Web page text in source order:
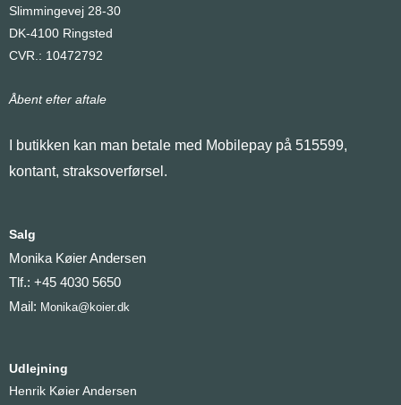
Slimmingevej 28-30
DK-4100 Ringsted
CVR.: 10472792
Åbent efter aftale
I butikken kan man betale med Mobilepay på 515599,
kontant, straksoverførsel.
Salg
Monika Køier Andersen
Tlf.: +45 4030 5650
Mail: Monika@koier.dk
Udlejning
Henrik Køier Andersen